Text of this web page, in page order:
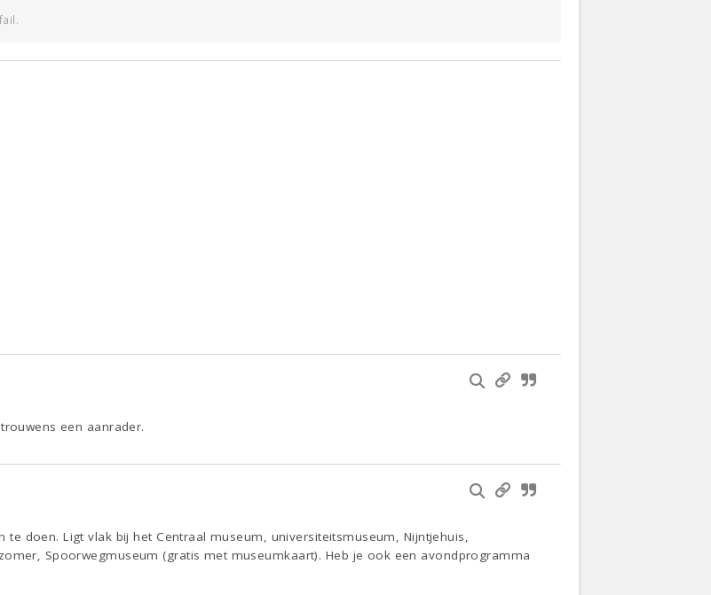
een aanrader.
doen. Ligt vlak bij het Centraal museum, universiteitsmuseum, Nijntjehuis,
Spoorwegmuseum (gratis met museumkaart). Heb je ook een avondprogramma